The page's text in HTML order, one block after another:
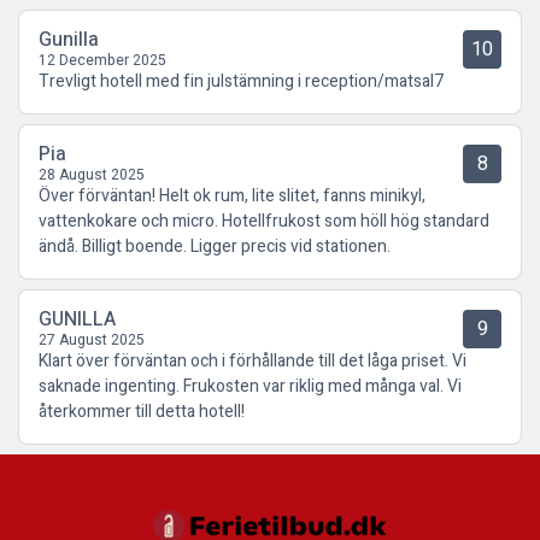
Gunilla
12 December 2025 10
Trevligt hotell med fin julstämning i reception/matsal7
Pia
28 August 2025 8
Över förväntan! Helt ok rum, lite slitet, fanns minikyl,
vattenkokare och micro. Hotellfrukost som höll hög standard
ändå. Billigt boende. Ligger precis vid stationen.
GUNILLA
27 August 2025 9
Klart över förväntan och i förhållande till det låga priset. Vi
saknade ingenting. Frukosten var riklig med många val. Vi
återkommer till detta hotell!